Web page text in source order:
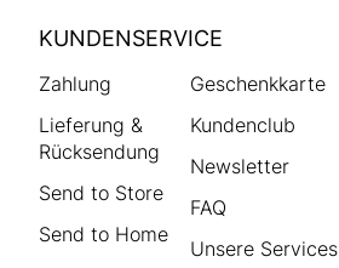
HUMANIC
Footer
KUNDENSERVICE
Zahlung
Lieferung &
Rücksendung
Send to Store
Send to Home
Geschenkkarte
Kundenclub
Newsletter
FAQ
Unsere Services